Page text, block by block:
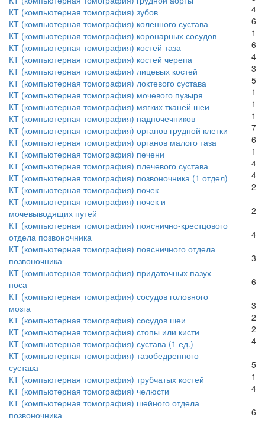
4
КТ (компьютерная томография) зубов
6
КТ (компьютерная томография) коленного сустава
1
КТ (компьютерная томография) коронарных сосудов
6
КТ (компьютерная томография) костей таза
4
КТ (компьютерная томография) костей черепа
3
КТ (компьютерная томография) лицевых костей
5
КТ (компьютерная томография) локтевого сустава
1
КТ (компьютерная томография) мочевого пузыря
1
КТ (компьютерная томография) мягких тканей шеи
1
КТ (компьютерная томография) надпочечников
7
КТ (компьютерная томография) органов грудной клетки
6
КТ (компьютерная томография) органов малого таза
1
КТ (компьютерная томография) печени
4
КТ (компьютерная томография) плечевого сустава
4
КТ (компьютерная томография) позвоночника (1 отдел)
2
КТ (компьютерная томография) почек
2
КТ (компьютерная томография) почек и
мочевыводящих путей
4
КТ (компьютерная томография) пояснично-крестцового
отдела позвоночника
3
КТ (компьютерная томография) поясничного отдела
позвоночника
6
КТ (компьютерная томография) придаточных пазух
носа
3
КТ (компьютерная томография) сосудов головного
мозга
2
КТ (компьютерная томография) сосудов шеи
2
КТ (компьютерная томография) стопы или кисти
4
КТ (компьютерная томография) сустава (1 ед.)
5
КТ (компьютерная томография) тазобедренного
сустава
1
КТ (компьютерная томография) трубчатых костей
4
КТ (компьютерная томография) челюсти
6
КТ (компьютерная томография) шейного отдела
позвоночника